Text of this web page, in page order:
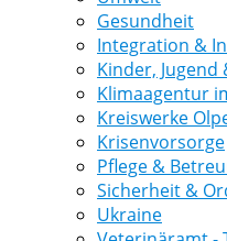
Gesundheit
Integration &
Kinder, Jugend
Klimaagentur
Kreiswerke
Krisenvorsorge
Pflege &
Sicherheit &
Ukraine